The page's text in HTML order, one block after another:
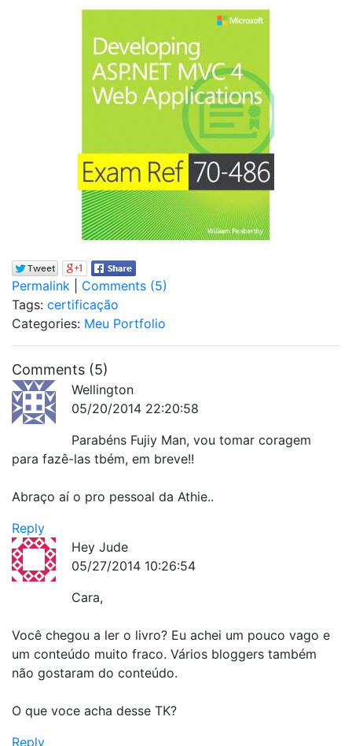
Permalink
Comments (5)
Tags: certificação
Categories: Meu Portfolio
Comments (5)
Wellington
05/20/2014 22:20:58
Parabéns Fujiy Man, vou tomar coragem
para fazê-las tbém, em breve!!
Abraço aí o pro pessoal da Athie..
Reply
Hey Jude
05/27/2014 10:26:54
Cara,
Você chegou a ler o livro? Eu achei um pouco vago e
um conteúdo muito fraco. Vários bloggers também
não gostaram do conteúdo.
O que voce acha desse TK?
Reply